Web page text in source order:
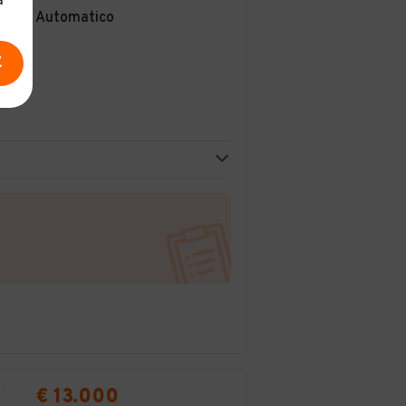
Automatico
€ 13.000